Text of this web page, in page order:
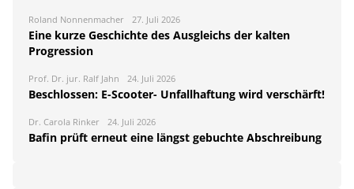
Roland Nonnenmacher 27. Juli 2026
Eine kurze Geschichte des Ausgleichs der kalten
Progression
Prof. Dr. jur. Ralf Jahn 24. Juli 2026
Beschlossen: E-Scooter- Unfallhaftung wird verschärft!
Dr. Carola Rinker 24. Juli 2026
Bafin prüft erneut eine längst gebuchte Abschreibung